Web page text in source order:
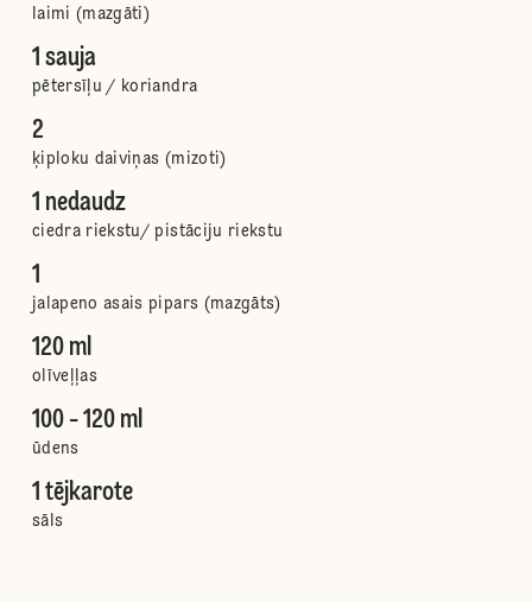
laimi (mazgāti)
1 sauja
pētersīļu / koriandra
2
ķiploku daiviņas (mizoti)
1 nedaudz
ciedra riekstu/ pistāciju riekstu
1
jalapeno asais pipars (mazgāts)
120 ml
olīveļļas
100 - 120 ml
ūdens
1 tējkarote
sāls